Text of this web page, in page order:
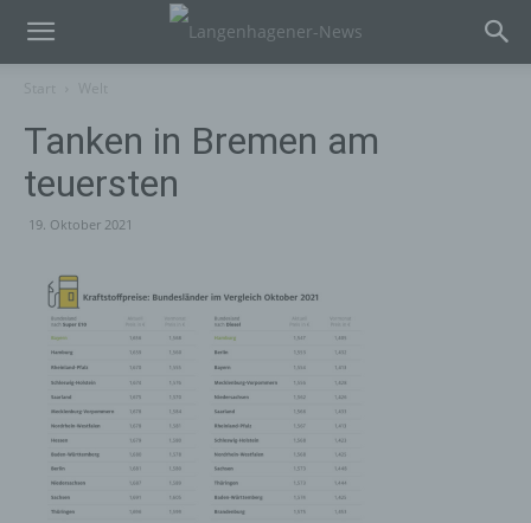
Tanken in Bremen am
teuersten
19. Oktober 2021